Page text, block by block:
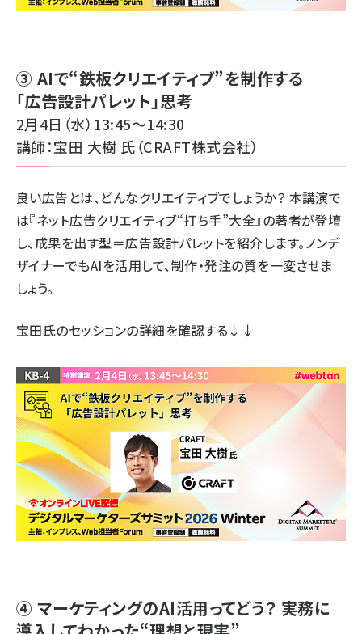
③ AIで“鉄板クリエイティブ”を制作する
「広告設計パレット」思考
2月4日（水）13:45～14:30
講師：宝田 大樹 氏（CRAFT株式会社）
良い広告とは、どんなクリエイティブでしょうか？ 本講演で
は『ネット広告クリエイティブ“打ち手”大全』の著者が登壇
し、成果を出す型＝広告設計パレットを紹介します。ノンデ
ザイナーでもAIを活用して、制作・発注の質を一変させま
しょう。
宝田氏のセッションの詳細を確認する↓↓
④ マーケティングのAI活用ってどう？ 実務に